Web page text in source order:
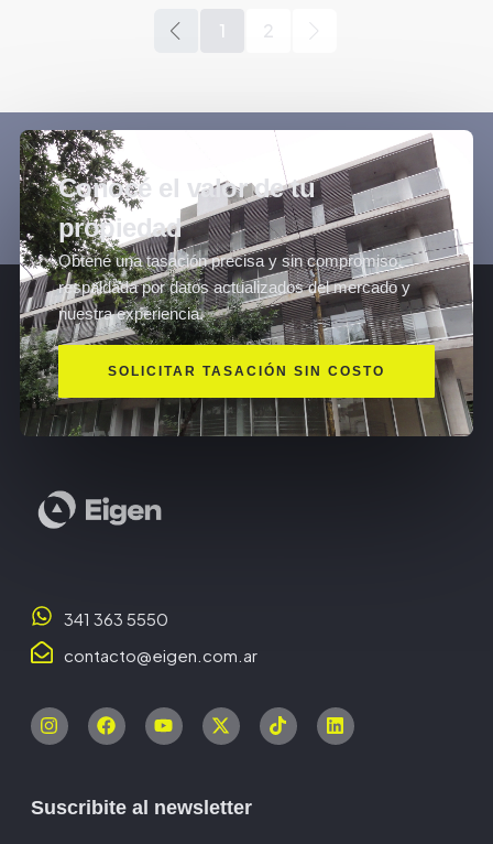
1 2
Conocé el valor de tu
propiedad
Obtené una tasación precisa y sin compromiso,
respaldada por datos actualizados del mercado y
nuestra experiencia.
SOLICITAR TASACIÓN SIN COSTO
341 363 5550
contacto@eigen.com.ar
Suscribite al newsletter